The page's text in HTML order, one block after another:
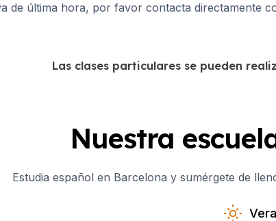
de última hora, por favor contacta directamente
Las clases particulares se pueden
Nuestra
Estudia español en Barcelona y sumérgete de